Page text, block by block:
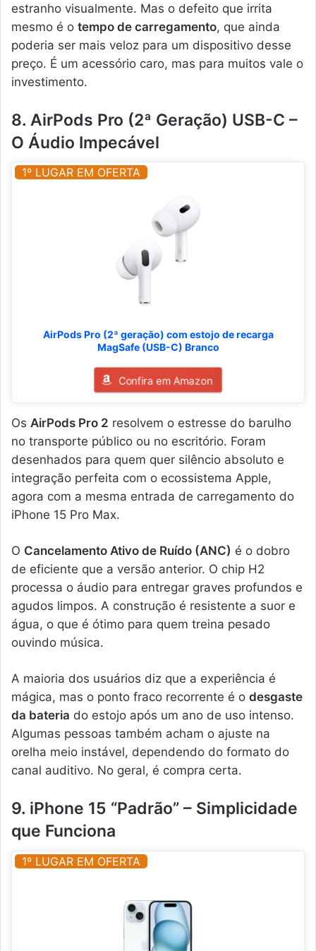
estranho visualmente. Mas o defeito que irrita
mesmo é o tempo de carregamento, que ainda
poderia ser mais veloz para um dispositivo desse
preço. É um acessório caro, mas para muitos vale o
investimento.
8. AirPods Pro (2ª Geração) USB-C –
O Áudio Impecável
1º LUGAR EM OFERTA
AirPods Pro (2ª geração) com estojo de recarga
MagSafe (USB-C) Branco
Confira em Amazon
Os AirPods Pro 2 resolvem o estresse do barulho
no transporte público ou no escritório. Foram
desenhados para quem quer silêncio absoluto e
integração perfeita com o ecossistema Apple,
agora com a mesma entrada de carregamento do
iPhone 15 Pro Max.
O Cancelamento Ativo de Ruído (ANC) é o dobro
de eficiente que a versão anterior. O chip H2
processa o áudio para entregar graves profundos e
agudos limpos. A construção é resistente a suor e
água, o que é ótimo para quem treina pesado
ouvindo música.
A maioria dos usuários diz que a experiência é
mágica, mas o ponto fraco recorrente é o desgaste
da bateria do estojo após um ano de uso intenso.
Algumas pessoas também acham o ajuste na
orelha meio instável, dependendo do formato do
canal auditivo. No geral, é compra certa.
9. iPhone 15 “Padrão” – Simplicidade
que Funciona
1º LUGAR EM OFERTA